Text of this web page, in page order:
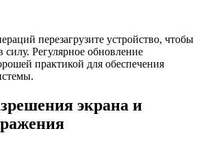
перезагрузите устройство, чтобы
Регулярное обновление
практикой для обеспечения
экрана и